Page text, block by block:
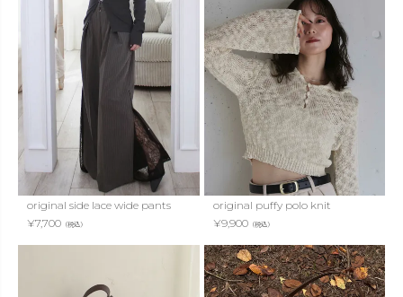
original side lace wide pants
¥7,700 （税込）
original puffy polo knit
¥9,900（税込）